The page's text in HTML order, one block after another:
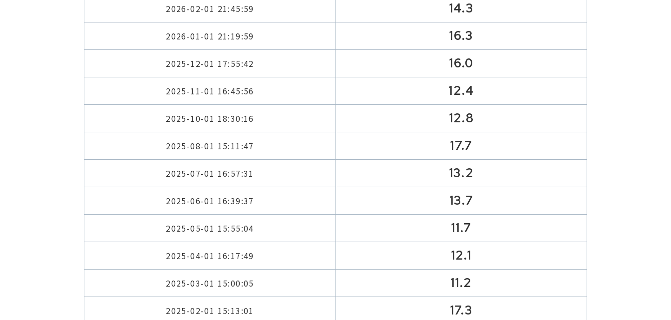
2026-02-01 21:45:59 14.3
2026-01-01 21:19:59 16.3
2025-12-01 17:55:42 16.0
2025-11-01 16:45:56 12.4
2025-10-01 18:30:16 12.8
2025-08-01 15:11:47 17.7
2025-07-01 16:57:31 13.2
2025-06-01 16:39:37 13.7
2025-05-01 15:55:04 11.7
2025-04-01 16:17:49 12.1
2025-03-01 15:00:05 11.2
2025-02-01 15:13:01 17.3